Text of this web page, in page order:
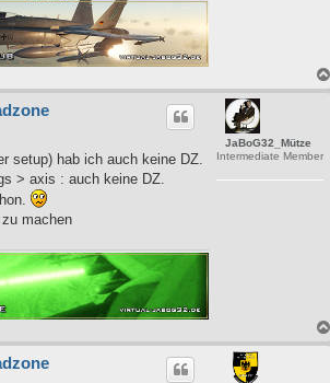
JaBoG32_Mütze
Intermediate Member
setup) hab ich auch keine DZ.
> axis : auch keine DZ.
machen